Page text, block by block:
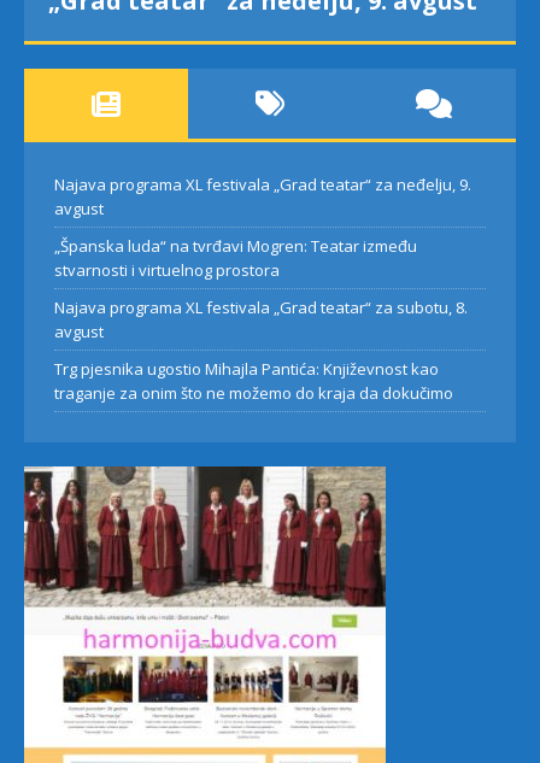
Najava programa XL festivala „Grad teatar“ za neđelju, 9.
avgust
„Španska luda“ na tvrđavi Mogren: Teatar između
stvarnosti i virtuelnog prostora
Najava programa XL festivala „Grad teatar“ za subotu, 8.
avgust
Trg pjesnika ugostio Mihajla Pantića: Književnost kao
traganje za onim što ne možemo do kraja da dokučimo